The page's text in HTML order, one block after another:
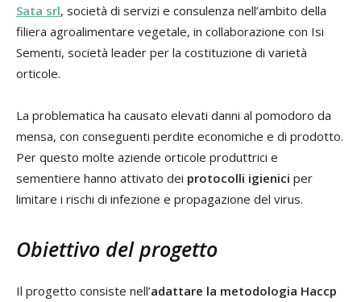
Sata srl, società di servizi e consulenza nell’ambito della
filiera agroalimentare vegetale, in collaborazione con Isi
Sementi, società leader per la costituzione di varietà
orticole.
La problematica ha causato elevati danni al pomodoro da
mensa, con conseguenti perdite economiche e di prodotto.
Per questo molte aziende orticole produttrici e
sementiere hanno attivato dei protocolli igienici per
limitare i rischi di infezione e propagazione del virus.
Obiettivo del progetto
Il progetto consiste nell’adattare la metodologia Haccp